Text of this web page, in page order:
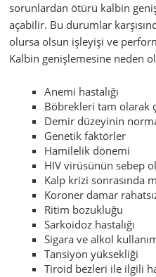
sorunlardan ötürü kalbin
açabilir. Bu durumlar
olursa olsun işleyişi ve
Kalbin genişlemesine neden
Anemi hastalığı
Böbrekleri tam olarak
Demir düzeyinin
Genetik faktörler
Hamilelik dönemi
HIV virüsünün sebep
Kalp krizi sonrasında
Koroner damar
Ritim bozukluğu
Sarkoidoz hastalığı
Sigara ve alkol
Tansiyon yüksekliği
Tiroid bezleri ile ilgili